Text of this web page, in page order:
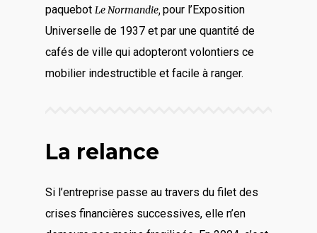
paquebotLe Normandie,pour l’Exposition
Universelle de 1937 et par une quantité de
cafés de ville qui adopteront volontiers ce
mobilier indestructible et facile à ranger.
La relance
Si l’entreprise passe au travers du filet des
crises financières successives, elle n’en